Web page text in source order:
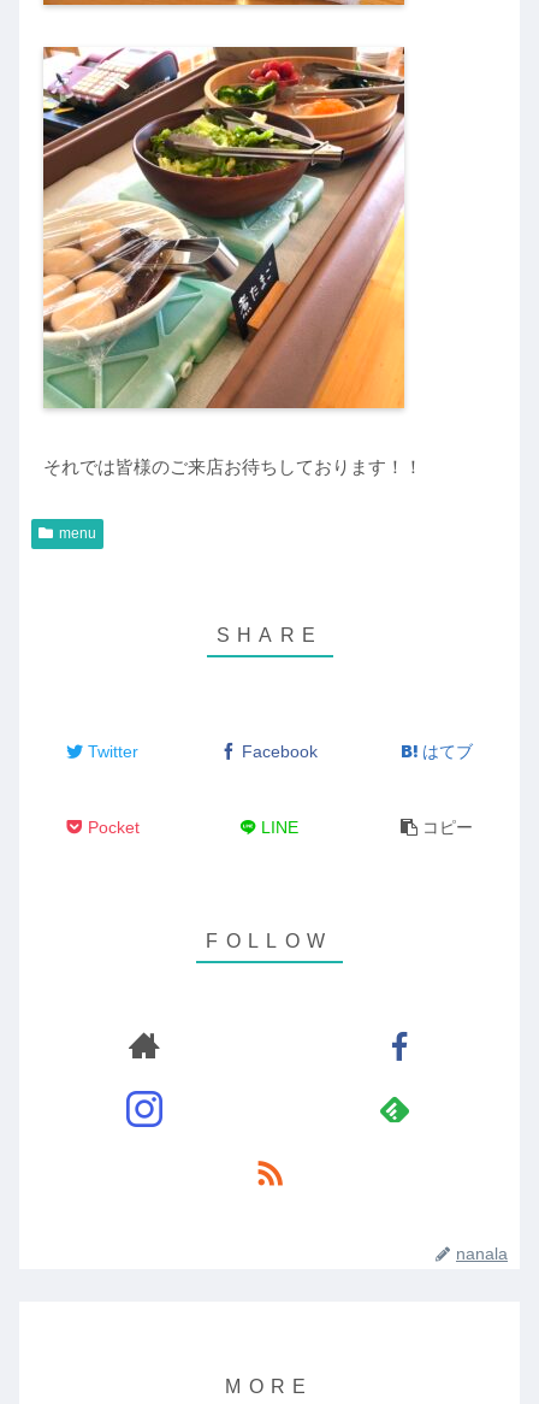
それでは皆様のご来店お待ちしております！！
menu
Twitter Facebook はてブ
Pocket LINE コピー
nanala